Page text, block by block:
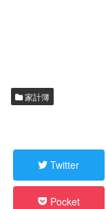
家計簿
Twitter
Pocket